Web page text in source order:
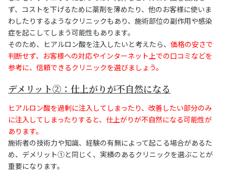
ず、コストを下げるために薬剤を薄めたり、他のお客様に使いま
わしたりするようなクリニックもあり、施術部位の副作用や感染
症を起こしてしまう可能性もあります。
そのため、ヒアルロン酸を注入したいと考えたら、 価格の安さで
判断せず、お客様への対応やインターネット上での口コミなどを
参考に、信頼できるクリニックを選びましょう。
デメリット②：仕上がりが不自然になる
ヒアルロン酸を過剰に注入してしまったり、改善したい部分のみ
に注入してしまったりすると、仕上がりが不自然になる可能性が
あります。
施術者の技術力や知識、経験の有無によって起こる場合があるた
め、デメリット①と同じく、実績のあるクリニックを選ぶことが
重要になります。